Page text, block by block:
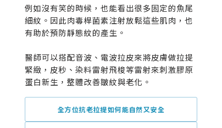
​例如沒有笑的時候，也能看出很多固定的魚尾
細紋。因此肉毒桿菌素注射放鬆這些肌肉，也
有助於預防靜態紋的產生。
醫師可以搭配音波、電波拉皮來將皮膚做拉提
緊緻，皮秒、染料雷射飛梭等雷射來刺激膠原
蛋白新生，整體改善皺紋與老化。
全方位抗老拉提如何能自然又安全